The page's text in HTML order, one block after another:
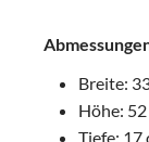
Breite:
Höhe:
Tiefe: 17